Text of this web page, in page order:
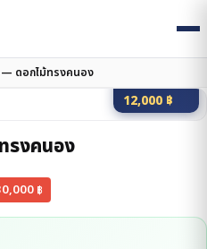
— ดอกไม้ทรงคนอง
มัดจำ 20%
12,000 ฿
รงคนอง
฿